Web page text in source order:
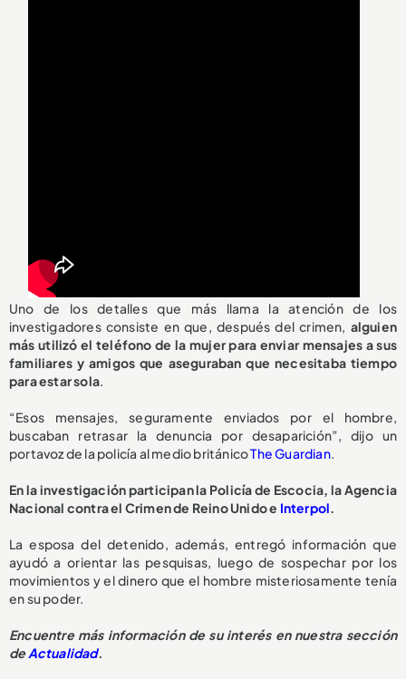
Uno de los detalles que más llama la atención de los
investigadores consiste en que, después del crimen, alguien
más utilizó el teléfono de la mujer para enviar mensajes a sus
familiares y amigos que aseguraban que necesitaba tiempo
para estar sola.
“Esos mensajes, seguramente enviados por el hombre,
buscaban retrasar la denuncia por desaparición”, dijo un
portavoz de la policía al medio británicoThe Guardian.
En la investigación participan la Policía de Escocia, la Agencia
Nacional contra el Crimen de Reino Unido e Interpol.
La esposa del detenido, además, entregó información que
ayudó a orientar las pesquisas, luego de sospechar por los
movimientos y el dinero que el hombre misteriosamente tenía
en su poder.
Encuentre más información de su interés en nuestra sección
deActualidad.